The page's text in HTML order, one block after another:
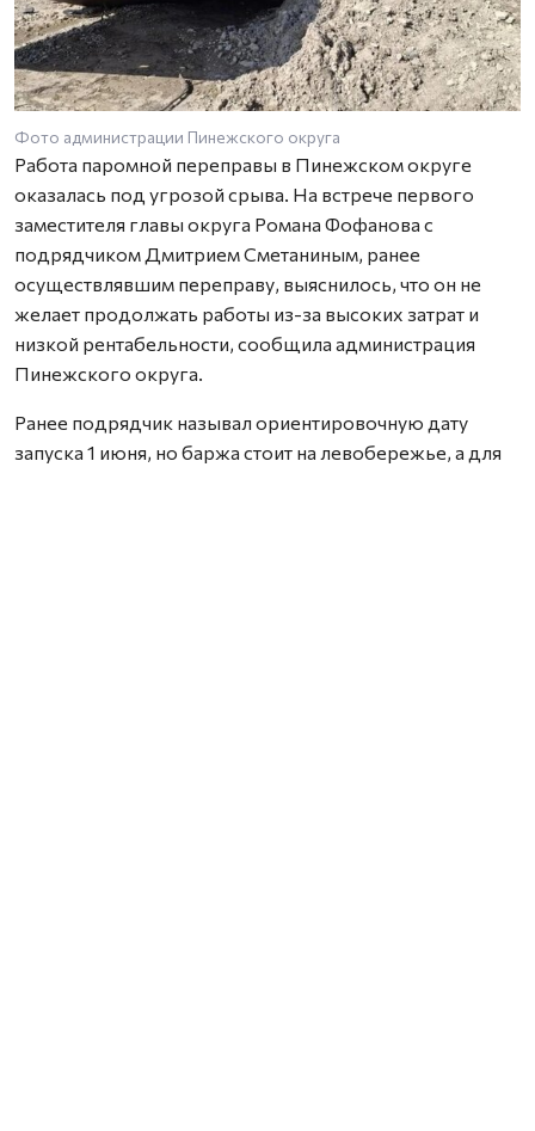
Фото администрации Пинежского округа
Работа паромной переправы в Пинежском округе
оказалась под угрозой срыва. На встрече первого
заместителя главы округа Романа Фофанова с
подрядчиком Дмитрием Сметаниным, ранее
осуществлявшим переправу, выяснилось, что он не
желает продолжать работы из-за высоких затрат и
низкой рентабельности, сообщила администрация
Пинежского округа.
Ранее подрядчик называл ориентировочную дату
запуска 1 июня, но баржа стоит на левобережье, а для